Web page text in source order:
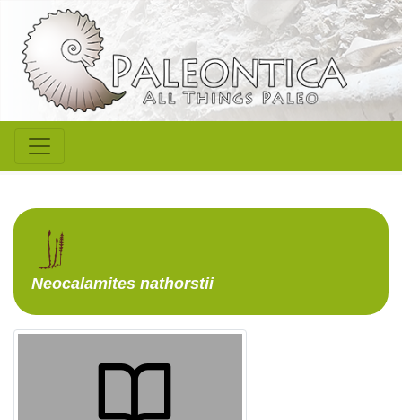
Neocalamites nathorstii